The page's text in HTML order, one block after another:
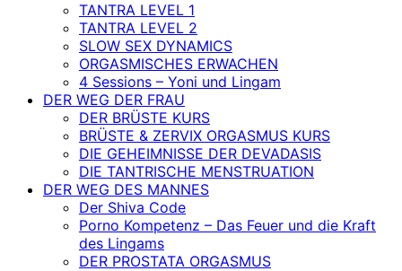
TANTRA LEVEL 1
TANTRA LEVEL 2
SLOW SEX DYNAMICS
ORGASMISCHES ERWACHEN
4 Sessions – Yoni und Lingam
DER WEG DER FRAU
DER BRÜSTE KURS
BRÜSTE & ZERVIX ORGASMUS KURS
DIE GEHEIMNISSE DER DEVADASIS
DIE TANTRISCHE MENSTRUATION
DER WEG DES MANNES
Der Shiva Code
Porno Kompetenz – Das Feuer und die Kraft
des Lingams
DER PROSTATA ORGASMUS